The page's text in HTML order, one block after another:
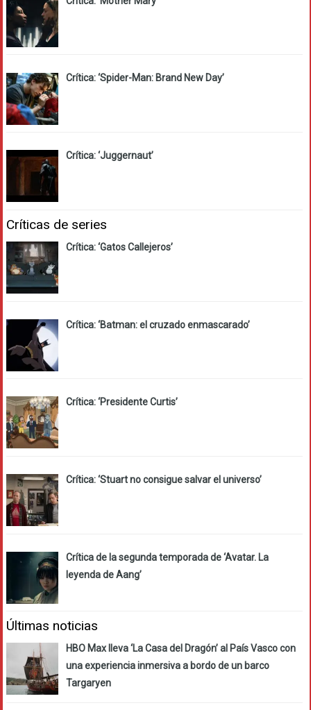
Crítica: ‘Spider-Man: Brand New Day’
Crítica: ‘Juggernaut’
Críticas de series
Crítica: ‘Gatos Callejeros’
Crítica: ‘Batman: el cruzado enmascarado’
Crítica: ‘Presidente Curtis’
Crítica: ‘Stuart no consigue salvar el universo’
Crítica de la segunda temporada de ‘Avatar. La
leyenda de Aang’
Últimas noticias
HBO Max lleva ‘La Casa del Dragón’ al País Vasco con
una experiencia inmersiva a bordo de un barco
Targaryen